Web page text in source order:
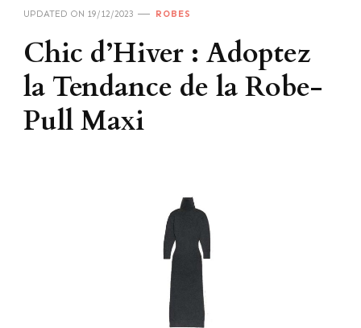
UPDATED ON 19/12/2023 ROBES
Chic d’Hiver : Adoptez
la Tendance de la Robe-
Pull Maxi